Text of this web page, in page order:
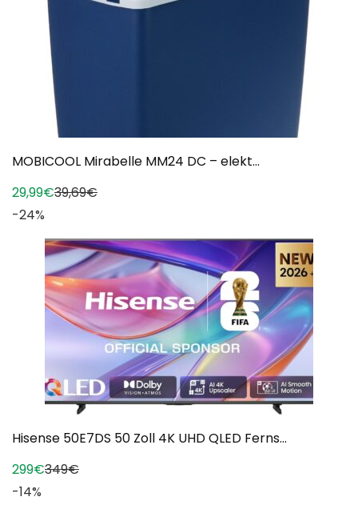
MOBICOOL Mirabelle MM24 DC – elekt...
29,99€39,69€
-24%
Hisense 50E7DS 50 Zoll 4K UHD QLED Ferns...
299€349€
-14%